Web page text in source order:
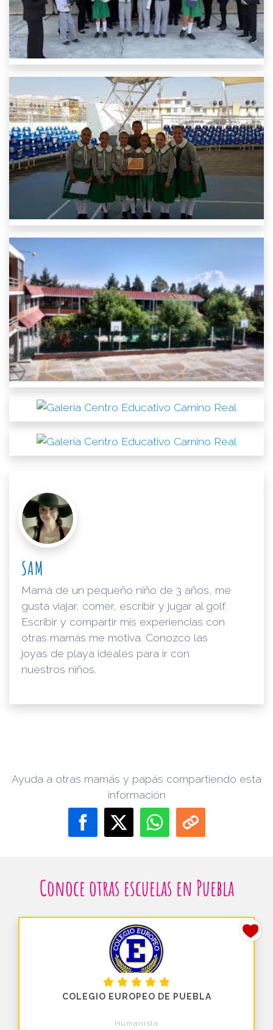
SAM
Mamá de un pequeño niño de 3 años, me
gusta viajar, comer, escribir y jugar al golf.
Escribir y compartir mis experiencias con
otras mamás me motiva. Conozco las
joyas de playa ideales para ir con
nuestros niños.
Ayuda a otras mamás y papás compartiendo esta
información
Conoce otras escuelas en Puebla
COLEGIO EUROPEO DE PUEBLA
Humanista